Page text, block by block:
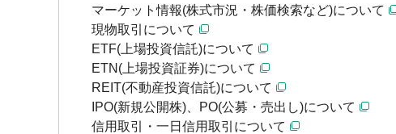
マーケット情報(株式市況・株価検索など)について
現物取引について
ETF(上場投資信託)について
ETN(上場投資証券)について
REIT(不動産投資信託)について
IPO(新規公開株)、PO(公募・売出し)について
信用取引・一日信用取引について